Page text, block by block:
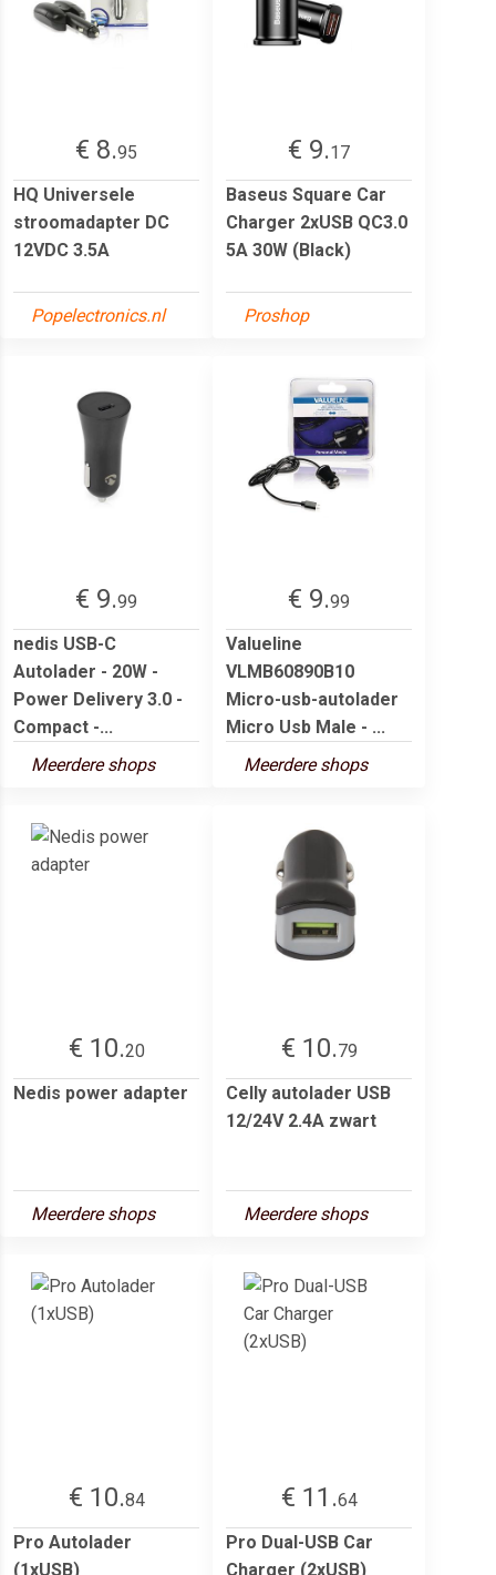
€ 8.95
HQ Universele
stroomadapter DC
12VDC 3.5A
Popelectronics.nl
€ 9.17
Baseus Square Car
Charger 2xUSB QC3.0
5A 30W (Black)
Proshop
€ 9.99
nedis USB-C
Autolader - 20W -
Power Delivery 3.0 -
Compact -...
Meerdere shops
€ 9.99
Valueline
VLMB60890B10
Micro-usb-autolader
Micro Usb Male - ...
Meerdere shops
€ 10.20
Nedis power adapter
Meerdere shops
€ 10.79
Celly autolader USB
12/24V 2.4A zwart
Meerdere shops
€ 10.84
Pro Autolader
(1xUSB)
€ 11.64
Pro Dual-USB Car
Charger (2xUSB)